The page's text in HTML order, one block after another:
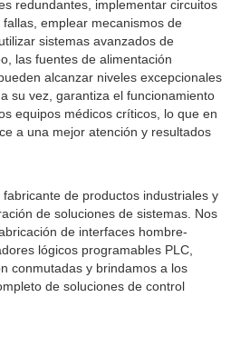
redundantes, implementar circuitos
emplear mecanismos de
sistemas avanzados de
las fuentes de alimentación
alcanzar niveles excepcionales
su vez, garantiza el funcionamiento
equipos médicos críticos, lo que en
a una mejor atención y resultados
de productos industriales y
de soluciones de sistemas. Nos
de interfaces hombre-
lógicos programables PLC,
conmutadas y brindamos a los
de soluciones de control